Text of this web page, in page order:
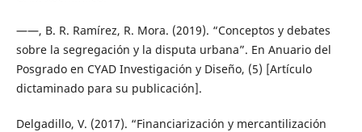
——, B. R. Ramírez, R. Mora. (2019). “Conceptos y debates
sobre la segregación y la disputa urbana”. En Anuario del
Posgrado en CYAD Investigación y Diseño, (5) [Artículo
dictaminado para su publicación].
Delgadillo, V. (2017). “Financiarización y mercantilización